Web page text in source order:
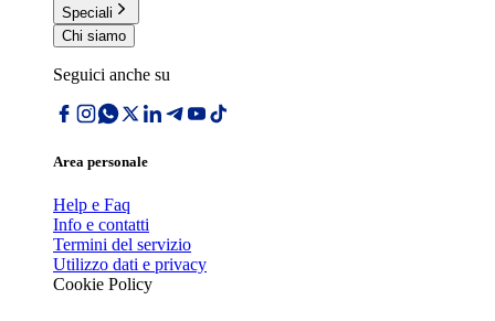
Speciali
Chi siamo
Seguici anche su
Area personale
Help e Faq
Info e contatti
Termini del servizio
Utilizzo dati e privacy
Cookie Policy